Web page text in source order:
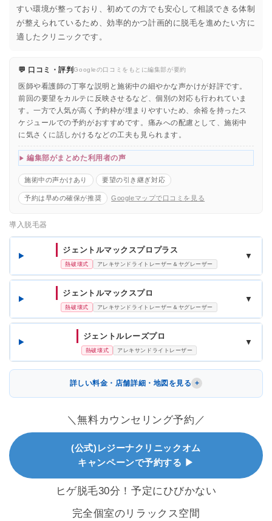
すい環境が整っており、初めての方でも安心して相談できる体制
が整えられているため、効率的かつ計画的に脱毛を進めたい方に
適したクリニックです。
💬 口コミ・評判Googleの口コミをもとに編集部が要約
医師や看護師の丁寧な説明と施術中の細やかな声かけが好評です。
前回の要望をカルテに反映させるなど、個別の対応も行われていま
す。一方で人気が高く予約枠が埋まりやすいため、余裕を持ったス
ケジュールでの予約がおすすめです。痛みへの配慮として、施術中
に気さくに話しかけるなどの工夫も見られます。
編集部がまとめた利用者の声
施術中の声かけあり 要望の引き継ぎ対応
予約は早めの確保が推奨 Googleマップで口コミを見る
導入脱毛器
ジェントルマックスプロプラス
熱破壊式 アレキサンドライトレーザー＆ヤグレーザー
▼
ジェントルマックスプロ
熱破壊式 アレキサンドライトレーザー＆ヤグレーザー
▼
ジェントルレーズプロ
熱破壊式 アレキサンドライトレーザー
▼
詳しい料金・店舗詳細・地図を見る
＼無料カウンセリング予約／
(公式)レジーナクリニックオム
キャンペーンで予約する ▶
ヒゲ脱毛30分！予定にひびかない
完全個室のリラックス空間